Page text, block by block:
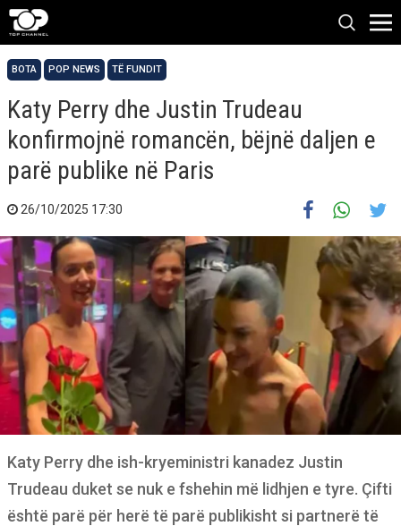
BOTA POP NEWS TË FUNDIT
Katy Perry dhe Justin Trudeau
konfirmojnë romancën, bëjnë daljen e
parë publike në Paris
26/10/2025 17:30
Katy Perry dhe ish-kryeministri kanadez Justin
Trudeau duket se nuk e fshehin më lidhjen e tyre. Çifti
është parë për herë të parë publikisht si partnerë të